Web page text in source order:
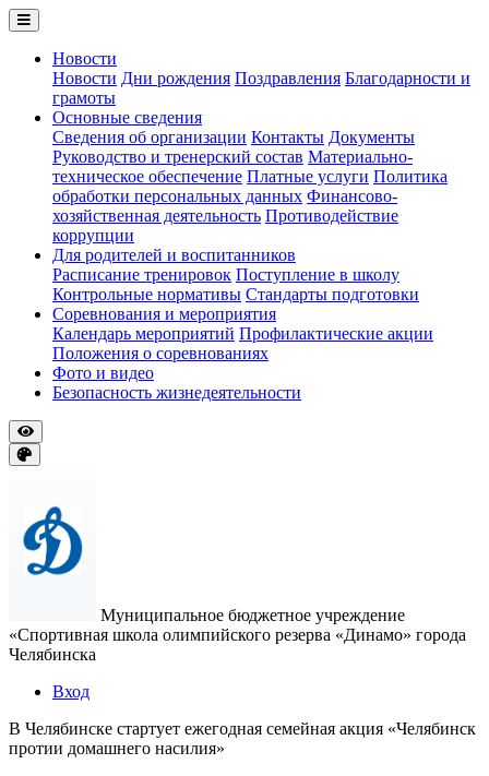
Новости
Новости Дни рождения Поздравления Благодарности и
грамоты
Основные сведения
Сведения об организации Контакты Документы
Руководство и тренерский состав Материально-
техническое обеспечение Платные услуги Политика
обработки персональных данных Финансово-
хозяйственная деятельность Противодействие
коррупции
Для родителей и воспитанников
Расписание тренировок Поступление в школу
Контрольные нормативы Стандарты подготовки
Соревнования и мероприятия
Календарь мероприятий Профилактические акции
Положения о соревнованиях
Фото и видео
Безопасность жизнедеятельности
Муниципальное бюджетное учреждение
«Спортивная школа олимпийского резерва «Динамо» города
Челябинска
Вход
В Челябинске стартует ежегодная семейная акция «Челябинск
протии домашнего насилия»